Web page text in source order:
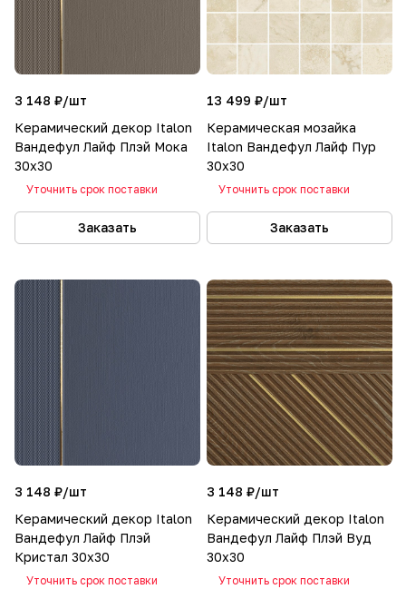
3 148 ₽/шт
Керамический декор Italon
Вандефул Лайф Плэй Мока
30x30
Уточнить срок поставки
Заказать
13 499 ₽/шт
Керамическая мозайка
Italon Вандефул Лайф Пур
30x30
Уточнить срок поставки
Заказать
3 148 ₽/шт
Керамический декор Italon
Вандефул Лайф Плэй
Кристал 30x30
Уточнить срок поставки
3 148 ₽/шт
Керамический декор Italon
Вандефул Лайф Плэй Вуд
30x30
Уточнить срок поставки